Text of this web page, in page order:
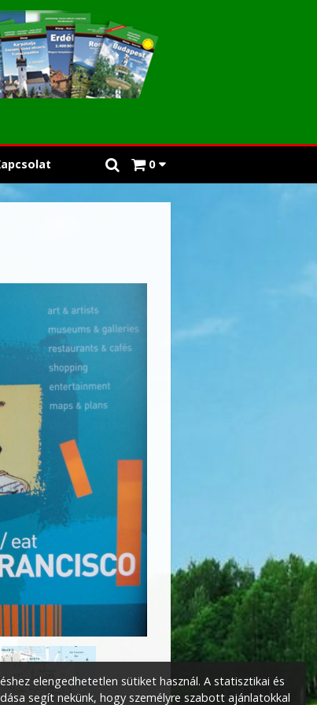
0
elengedhetetlen sütiket használ. A statisztikai és
segít nekünk, hogy személyre szabott ajánlatokkal